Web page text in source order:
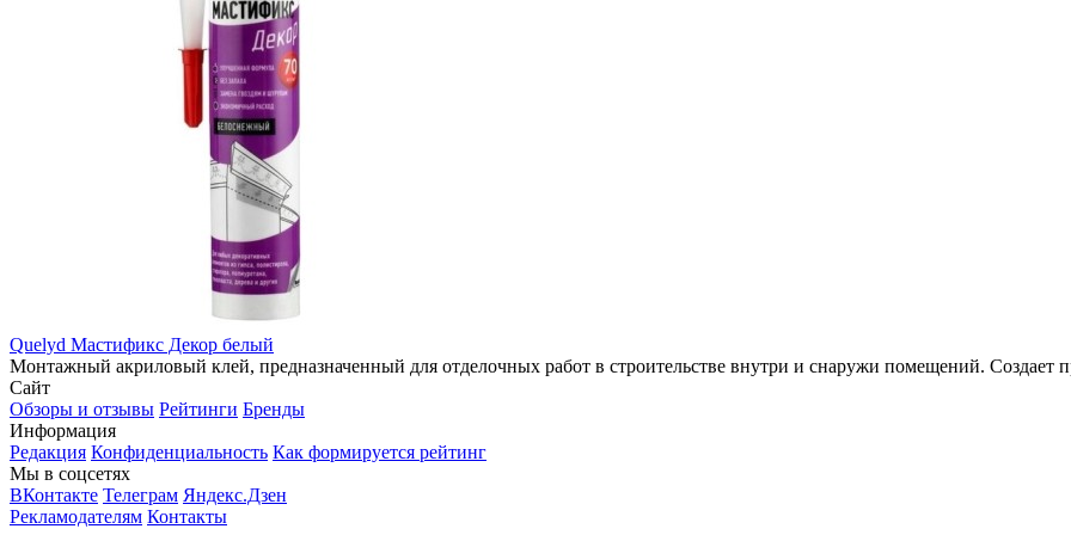
Quelyd Мастификс Декор белый
Монтажный акриловый клей, предназначенный для отделочных работ в строительстве внутри и снаружи помещений. Создает
Сайт
Обзоры и отзывы Рейтинги Бренды
Информация
Редакция Конфиденциальность Как формируется рейтинг
Мы в соцсетях
ВКонтакте Телеграм Яндекс.Дзен
Рекламодателям Контакты